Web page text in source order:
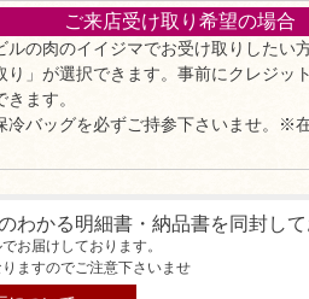
ご来店受け取り希望の場合
ルの肉のイイジマでお受け取りしたい
り」が選択できます。事前にクレジッ
ます。
冷バッグを必ずご持参下さいませ。※
わかる明細書・納品書を同封し
お届けしております。
ますのでご注意下さいませ